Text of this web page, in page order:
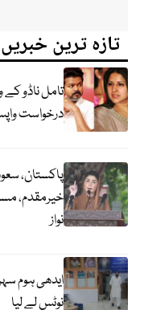
تازہ ترین خبریں
تامل ناڈو
درخواست
پاکستان،
خیرمقدم،
نواز
ایدھی ہوم
نوٹس لے لیا